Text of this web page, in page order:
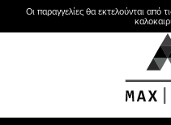
Οι παραγγελίες θα εκτελούνται από